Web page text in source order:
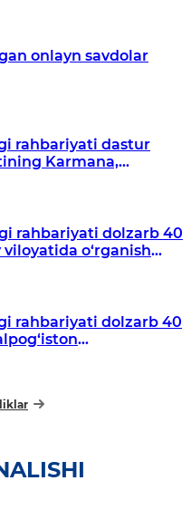
onlayn savdolar
rahbariyati dastur
Karmana,
rahbariyati dolzarb 40
o‘rganish
rahbariyati dolzarb 40